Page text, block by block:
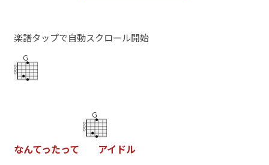
楽譜タップで自動スクロール開始
G
なんてったって
G
アイ ドル